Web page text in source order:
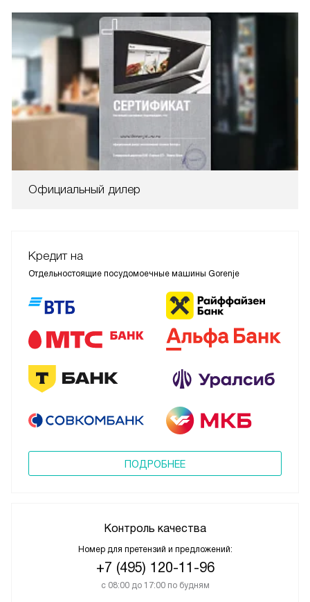
Официальный дилер
Кредит на
Отдельностоящие посудомоечные машины Gorenje
ПОДРОБНЕЕ
Контроль качества
Номер для претензий и предложений:
+7 (495) 120-11-96
с 08:00 до 17:00 по будням